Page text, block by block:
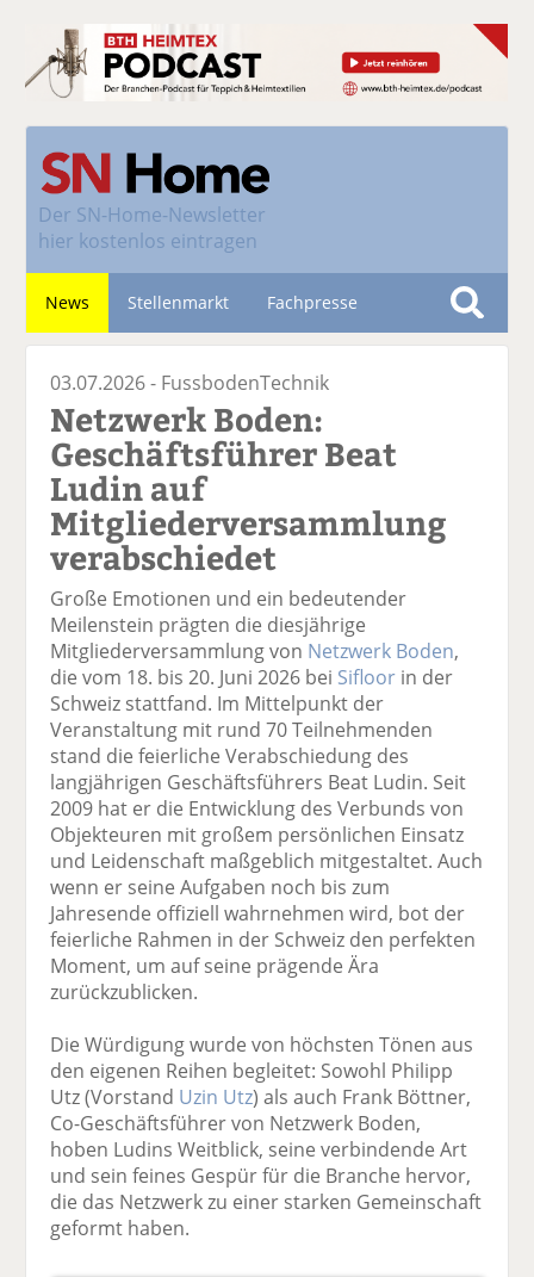
Der SN-Home-Newsletter
hier kostenlos eintragen
News Stellenmarkt Fachpresse
S
03.07.2026 - FussbodenTechnik
Netzwerk Boden:
Geschäftsführer Beat
Ludin auf
Mitgliederversammlung
verabschiedet
Große Emotionen und ein bedeutender
Meilenstein prägten die diesjährige
Mitgliederversammlung von Netzwerk Boden,
die vom 18. bis 20. Juni 2026 bei Sifloor in der
Schweiz stattfand. Im Mittelpunkt der
Veranstaltung mit rund 70 Teilnehmenden
stand die feierliche Verabschiedung des
langjährigen Geschäftsführers Beat Ludin. Seit
2009 hat er die Entwicklung des Verbunds von
Objekteuren mit großem persönlichen Einsatz
und Leidenschaft maßgeblich mitgestaltet. Auch
wenn er seine Aufgaben noch bis zum
Jahresende offiziell wahrnehmen wird, bot der
feierliche Rahmen in der Schweiz den perfekten
Moment, um auf seine prägende Ära
zurückzublicken.
Die Würdigung wurde von höchsten Tönen aus
den eigenen Reihen begleitet: Sowohl Philipp
Utz (Vorstand Uzin Utz) als auch Frank Böttner,
Co-Geschäftsführer von Netzwerk Boden,
hoben Ludins Weitblick, seine verbindende Art
und sein feines Gespür für die Branche hervor,
die das Netzwerk zu einer starken Gemeinschaft
geformt haben.